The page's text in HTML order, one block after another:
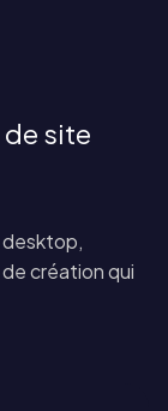
site
desktop,
création qui